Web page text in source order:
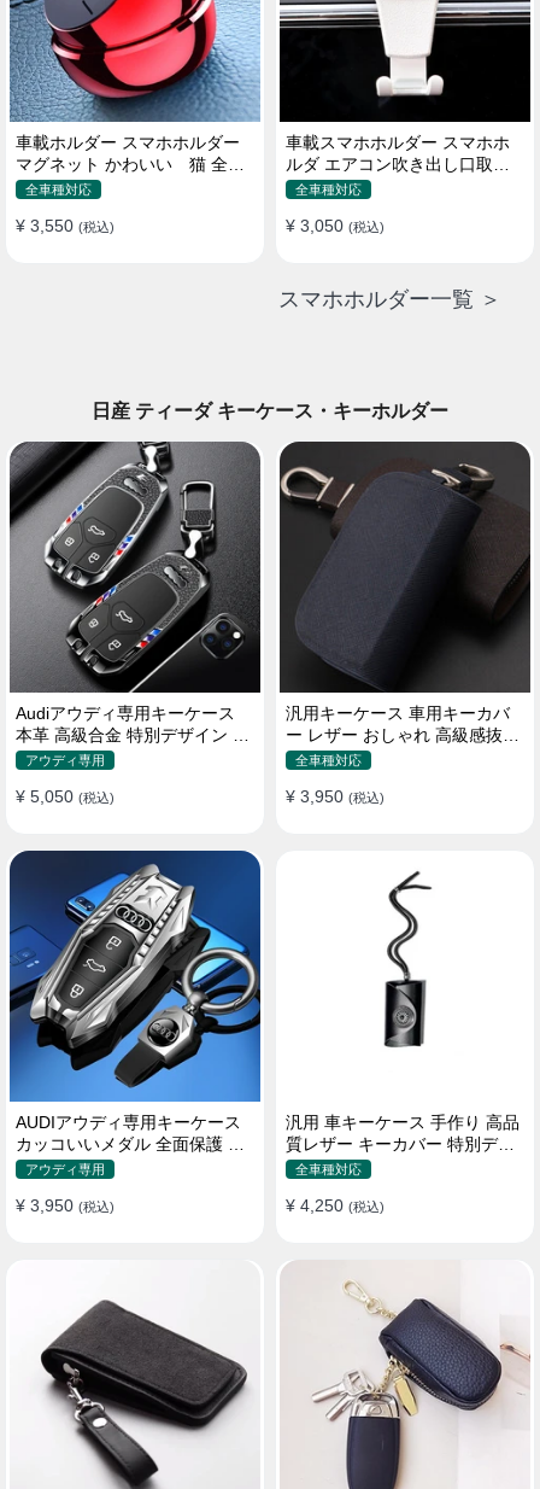
車載ホルダー スマホホルダー
マグネット かわいい 猫 全機
種 片手操作
全車種対応
¥ 3,550 (税込)
車載スマホホルダー スマホホ
ルダ エアコン吹き出し口取り
付け 全機種 可愛い アニメ
全車種対応
¥ 3,050 (税込)
スマホホルダー一覧 ＞
日産 ティーダ キーケース・キーホルダー
Audiアウディ専用キーケース
本革 高級合金 特別デザイン 全
面保護 キーホルダー
アウディ専用
¥ 5,050 (税込)
汎用キーケース 車用キーカバ
ー レザー おしゃれ 高級感抜群
ロゴオーダーメイド
全車種対応
¥ 3,950 (税込)
AUDIアウディ専用キーケース
カッコいいメダル 全面保護 機
械デザイン おしゃれ キーカバ
アウディ専用
¥ 3,950 (税込)
汎用 車キーケース 手作り 高品
質レザー キーカバー 特別デザ
イン 手触りいい
全車種対応
¥ 4,250 (税込)